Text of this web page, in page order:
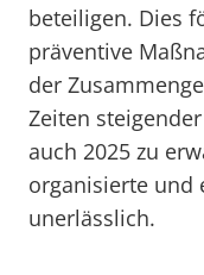
beteiligen. Dies
präventive
der
Zeiten
auch 2025 zu
organisierte und
unerlässlich.